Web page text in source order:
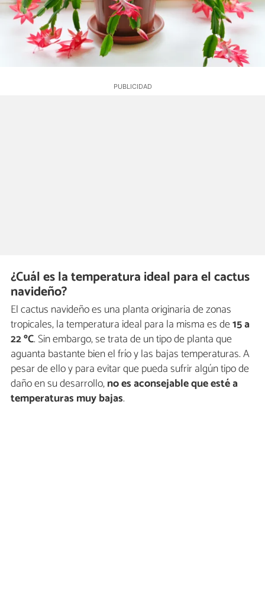
¿Cuál es la temperatura ideal para el cactus
navideño?
El cactus navideño es una planta originaria de zonas
tropicales, la temperatura ideal para la misma es de15 a
22 ºC. Sin embargo, se trata de un tipo de planta que
aguanta bastante bien el frío y las bajas temperaturas. A
pesar de ello y para evitar que pueda sufrir algún tipo de
daño en su desarrollo,no es aconsejable que esté a
temperaturas muy bajas.